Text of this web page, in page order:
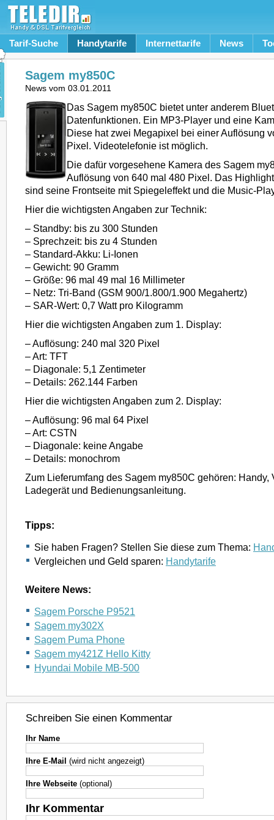
Tarif-Suche Handytarife Internettarife News
Sagem my850C
News vom 03.01.2011
Das Sagem my850C bietet unter anderem
Datenfunktionen. Ein MP3-Player und eine
Diese hat zwei Megapixel bei einer Auflösung
Pixel. Videotelefonie ist möglich.
Die dafür vorgesehene Kamera des Sagem
Auflösung von 640 mal 480 Pixel. Das
sind seine Frontseite mit Spiegeleffekt und die Music-
Hier die wichtigsten Angaben zur Technik:
– Standby: bis zu 300 Stunden
– Sprechzeit: bis zu 4 Stunden
– Standard-Akku: Li-Ionen
– Gewicht: 90 Gramm
– Größe: 96 mal 49 mal 16 Millimeter
– Netz: Tri-Band (GSM 900/1.800/1.900 Megahertz)
– SAR-Wert: 0,7 Watt pro Kilogramm
Hier die wichtigsten Angaben zum 1. Display:
– Auflösung: 240 mal 320 Pixel
– Art: TFT
– Diagonale: 5,1 Zentimeter
– Details: 262.144 Farben
Hier die wichtigsten Angaben zum 2. Display:
– Auflösung: 96 mal 64 Pixel
– Art: CSTN
– Diagonale: keine Angabe
– Details: monochrom
Zum Lieferumfang des Sagem my850C gehören: Handy,
Ladegerät und Bedienungsanleitung.
Tipps:
Sie haben Fragen? Stellen Sie diese zum Thema:
Vergleichen und Geld sparen: Handytarife
Weitere News:
Sagem Porsche P9521
Sagem my302X
Sagem Puma Phone
Sagem my421Z Hello Kitty
Hyundai Mobile MB-500
Schreiben Sie einen Kommentar
Ihr Name
Ihre E-Mail (wird nicht angezeigt)
Ihre Webseite (optional)
Ihr Kommentar